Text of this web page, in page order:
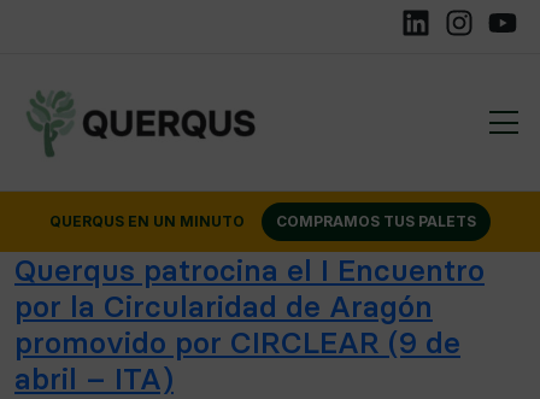
LinkedinInstagram
QUERQUS EN UN MINUTO COMPRAMOS TUS PALETS
Querqus patrocina el I Encuentro
por la Circularidad de Aragón
promovido por CIRCLEAR (9 de
abril – ITA)